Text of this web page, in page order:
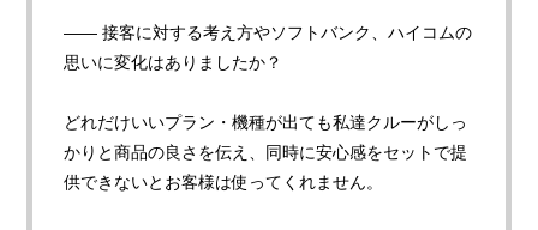
—— 接客に対する考え方やソフトバンク、ハイコムの
思いに変化はありましたか ？
どれだけいいプラン・機種が出ても私達クルーがしっ
かりと商品の良さを伝え、同時に安心感をセットで提
供できないとお客様は使ってくれません。